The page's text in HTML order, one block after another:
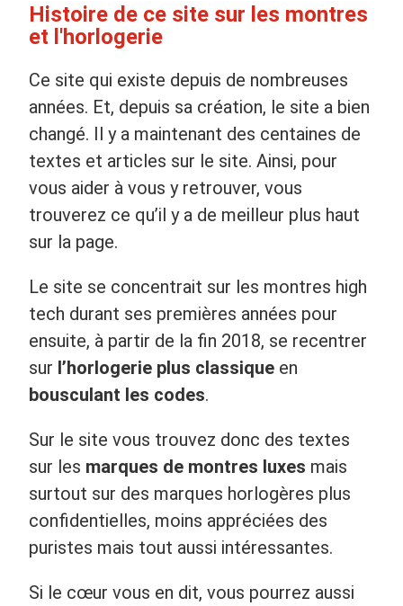
Histoire de ce site sur les montres
et l'horlogerie
Ce site qui existe depuis de nombreuses
années. Et, depuis sa création, le site a bien
changé. Il y a maintenant des centaines de
textes et articles sur le site. Ainsi, pour
vous aider à vous y retrouver, vous
trouverez ce qu’il y a de meilleur plus haut
sur la page.
Le site se concentrait sur les montres high
tech durant ses premières années pour
ensuite, à partir de la fin 2018, se recentrer
sur l’horlogerie plus classique en
bousculant les codes.
Sur le site vous trouvez donc des textes
sur les marques de montres luxes mais
surtout sur des marques horlogères plus
confidentielles, moins appréciées des
puristes mais tout aussi intéressantes.
Si le cœur vous en dit, vous pourrez aussi